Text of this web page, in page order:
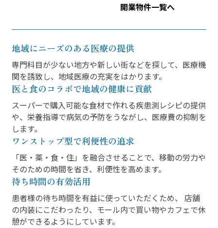
開業物件一覧へ
地域にニーズのある医療の提供
専門科目が少ない地方や新しい街などを探して、医療機
関を誘致し、地域医療の充実をはかります。
医と食のコラボで地域の健康に貢献
スーパーで購入可能な食材で作れる疾患測レシピの提供
や、栄養指導で病気の予防をうながし、医療費の抑制を
します。
ワンストップ型で利便性の追求
「医・薬・食・住」を融合させることで、移動の労力や
そのための時間を省き、利便性を高めます。
待ち時間の有効活用
患者様の待ち時間を有益に使っていただくため、 店舗
の内装にこだわったり、モール内で買い物やカフェで休
憩ができるようにしています。